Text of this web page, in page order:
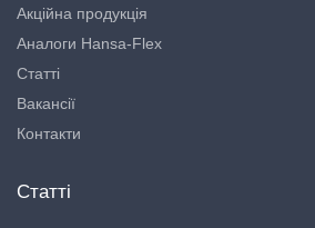
Акційна продукція
Аналоги Hansa-Flex
Статті
Вакансії
Контакти
Статті